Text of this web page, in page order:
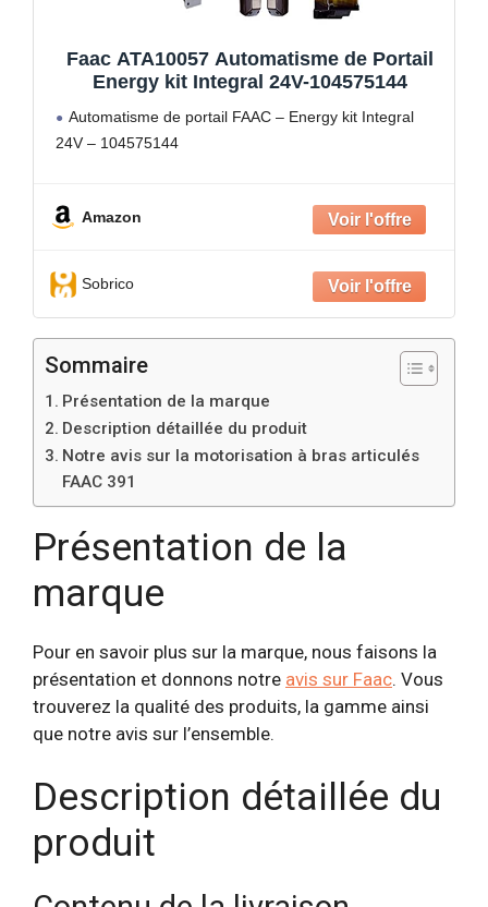
Faac ATA10057 Automatisme de Portail
Energy kit Integral 24V-104575144
Automatisme de portail FAAC – Energy kit Integral
24V – 104575144
Amazon
Sobrico
Sommaire
Présentation de la marque
Description détaillée du produit
Notre avis sur la motorisation à bras articulés
FAAC 391
Présentation de la
marque
Pour en savoir plus sur la marque, nous faisons la
présentation et donnons notre avis sur Faac. Vous
trouverez la qualité des produits, la gamme ainsi
que notre avis sur l’ensemble.
Description détaillée du
produit